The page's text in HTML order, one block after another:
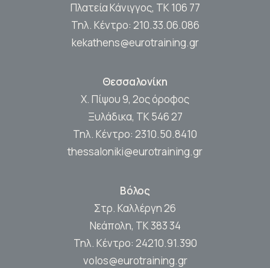
Πλατεία Κάνιγγος, ΤΚ 106 77
Τηλ. Κέντρο: 210.33.06.086
kekathens@eurotraining.gr
Θεσσαλονίκη
Χ. Πίψου 9, 2ος όροφος
Ξυλάδικα, ΤΚ 546 27
Τηλ. Κέντρο: 2310.50.8410
thessaloniki@eurotraining.gr
Βόλος
Στρ. Καλλέργη 26
Νεάπολη, ΤΚ 383 34
Τηλ. Κέντρο: 24210.91.390
volos@eurotraining.gr